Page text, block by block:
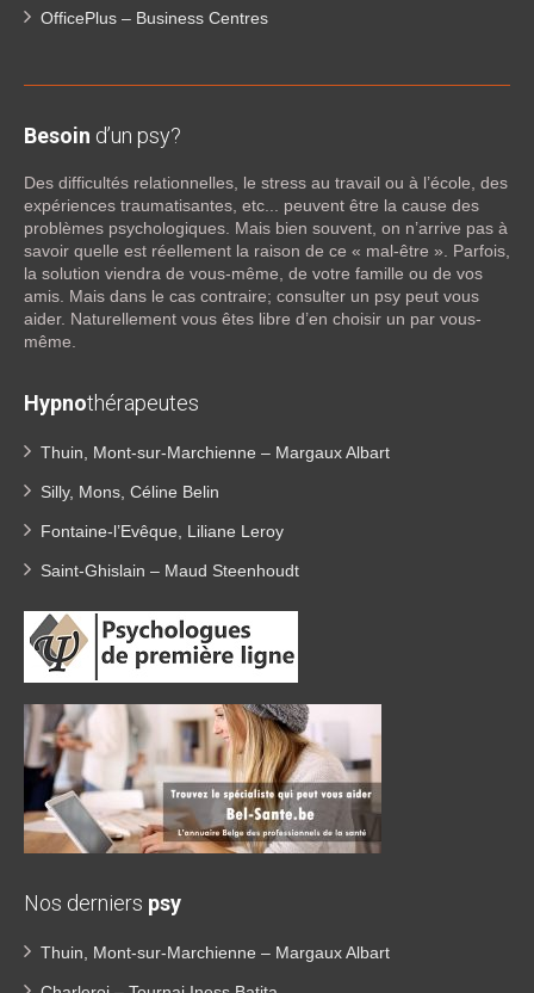
OfficePlus – Business Centres
Besoin d’un psy?
Des difficultés relationnelles, le stress au travail ou à l’école, des
expériences traumatisantes, etc... peuvent être la cause des
problèmes psychologiques. Mais bien souvent, on n’arrive pas à
savoir quelle est réellement la raison de ce « mal-être ». Parfois,
la solution viendra de vous-même, de votre famille ou de vos
amis. Mais dans le cas contraire; consulter un psy peut vous
aider. Naturellement vous êtes libre d’en choisir un par vous-
même.
Hypnothérapeutes
Thuin, Mont-sur-Marchienne – Margaux Albart
Silly, Mons, Céline Belin
Fontaine-l’Evêque, Liliane Leroy
Saint-Ghislain – Maud Steenhoudt
Nos derniers psy
Thuin, Mont-sur-Marchienne – Margaux Albart